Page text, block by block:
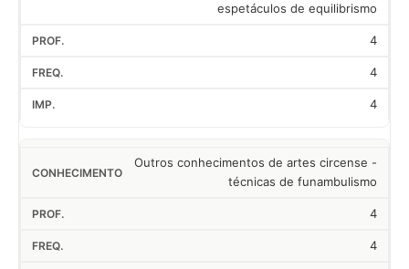
espetáculos de equilibrismo
4
4
4
Outros conhecimentos de artes circense -
técnicas de funambulismo
4
4